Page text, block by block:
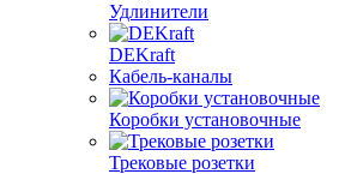
Удлинители
DEKraft
Кабель-каналы
Коробки установочные
Трековые розетки